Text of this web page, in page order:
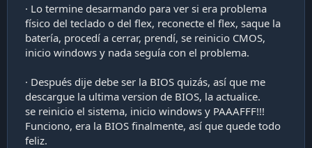
· Lo termine desarmando para ver si era problema
físico del teclado o del flex, reconecte el flex, saque la
batería, procedí a cerrar, prendí, se reinicio CMOS,
inicio windows y nada seguía con el problema.
· Después dije debe ser la BIOS quizás, así que me
descargue la ultima version de BIOS, la actualice.
se reinicio el sistema, inicio windows y PAAAFFF!!!
Funciono, era la BIOS finalmente, así que quede todo
feliz.